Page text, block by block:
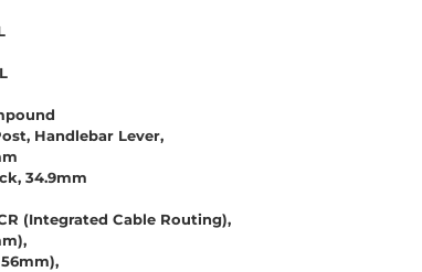
Handlebar Lever,
34.9mm
(Integrated Cable Routing),